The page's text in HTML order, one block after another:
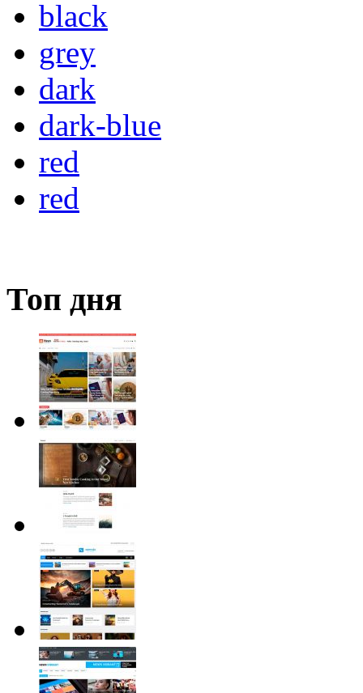
black
grey
dark
dark-blue
red
red
Топ дня